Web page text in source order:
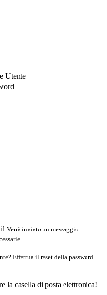
Utente
Verrà inviato un messaggio
Effettua il reset della password
la casella di posta elettronica!